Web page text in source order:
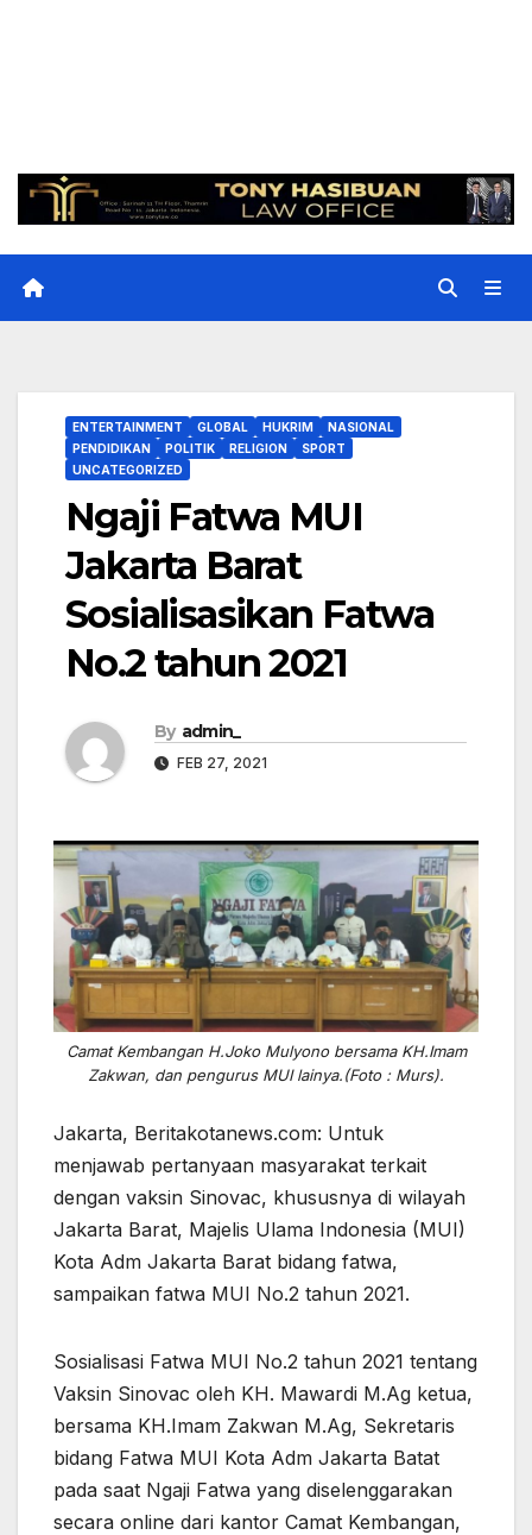
ENTERTAINMENT GLOBAL HUKRIM
NASIONAL
PENDIDIKAN
POLITIK RELIGION
SPORT
UNCATEGORIZED
Ngaji Fatwa MUI
Jakarta Barat
Sosialisasikan Fatwa
No.2 tahun 2021
By admin_
FEB 27, 2021
Camat Kembangan H.Joko Mulyono bersama KH.Imam
Zakwan, dan pengurus MUI lainya.(Foto : Murs).
Jakarta, Beritakotanews.com: Untuk
menjawab pertanyaan masyarakat terkait
dengan vaksin Sinovac, khususnya di wilayah
Jakarta Barat, Majelis Ulama Indonesia (MUI)
Kota Adm Jakarta Barat bidang fatwa,
sampaikan fatwa MUI No.2 tahun 2021.
Sosialisasi Fatwa MUI No.2 tahun 2021 tentang
Vaksin Sinovac oleh KH. Mawardi M.Ag ketua,
bersama KH.Imam Zakwan M.Ag, Sekretaris
bidang Fatwa MUI Kota Adm Jakarta Batat
pada saat Ngaji Fatwa yang diselenggarakan
secara online dari kantor Camat Kembangan,